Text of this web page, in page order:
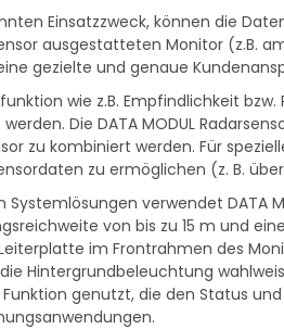
Einsatzzweck, können die
ausgestatteten Monitor (z.B.
gezielte und genaue
wie z.B. Empfindlichkeit
Die DATA MODUL
zu kombiniert werden. Für
zu ermöglichen (z. B. über
Systemlösungen verwendet DATA
von bis zu 15 m und
im Frontrahmen des
Hintergrundbeleuchtung
genutzt, die den Status